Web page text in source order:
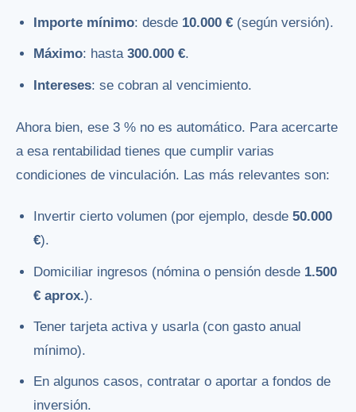
Importe mínimo: desde 10.000 € (según versión).
Máximo: hasta300.000 €.
Intereses: se cobran al vencimiento.
Ahora bien, ese 3 % no es automático. Para acercarte
a esa rentabilidad tienes que cumplir varias
condiciones de vinculación. Las más relevantes son:
Invertir cierto volumen (por ejemplo, desde50.000
€).
Domiciliar ingresos (nómina o pensión desde 1.500
€ aprox.).
Tener tarjeta activa y usarla (con gasto anual
mínimo).
En algunos casos, contratar o aportar a fondos de
inversión.